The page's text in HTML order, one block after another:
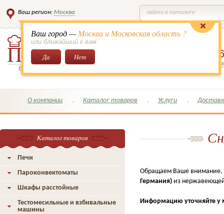
Ваш регион: Москва
Ваш город —Москва и Московская область ?
или ближайший к вам
Да Нет
найти в каталоге
Всё для кондитеров и поваров!
649-
Заказать обратный
О компании Каталог товаров Услуги
Обращаем Ваше внимание,
Германия) из
Информацию уточняйте у
Каталог товаров
Печи
Пароконвектоматы
Шкафы расстойные
Тестомесильные и взбивальные
машины